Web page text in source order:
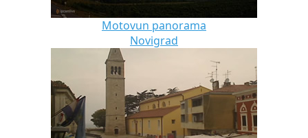
Motovun panorama
Novigrad